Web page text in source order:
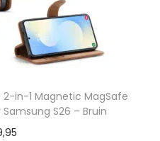
in-1 Magnetic MagSafe
S26 – Bruin